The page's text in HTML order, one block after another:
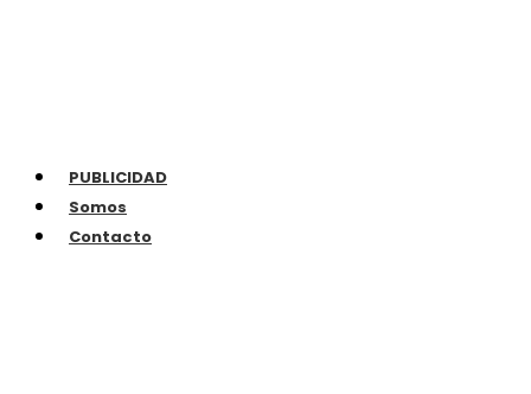
PUBLICIDAD
Somos
Contacto